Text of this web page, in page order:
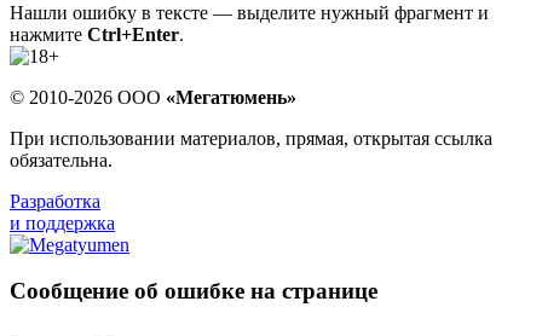
Нашли ошибку в тексте — выделите нужный фрагмент и
нажмите Ctrl+Enter.
© 2010-2026 ООО «Мегатюмень»
При использовании материалов, прямая, открытая ссылка
обязательна.
Разработка
и поддержка
Сообщение об ошибке на странице